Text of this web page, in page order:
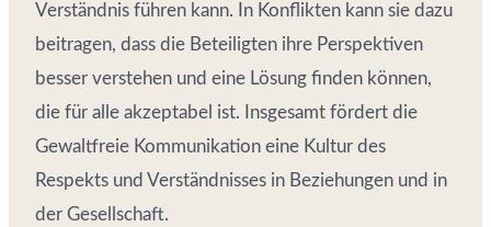
Verständnis führen kann. In Konflikten kann sie dazu
beitragen, dass die Beteiligten ihre Perspektiven
besser verstehen und eine Lösung finden können,
die für alle akzeptabel ist. Insgesamt fördert die
Gewaltfreie Kommunikation eine Kultur des
Respekts und Verständnisses in Beziehungen und in
der Gesellschaft.